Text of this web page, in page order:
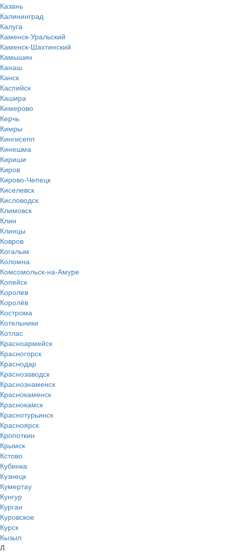
Казань
Калининград
Калуга
Каменск-Уральский
Каменск-Шахтинский
Камышин
Канаш
Канск
Каспийск
Кашира
Кемерово
Керчь
Кимры
Кингисепп
Кинешма
Кириши
Киров
Кирово-Чепецк
Киселевск
Кисловодск
Климовск
Клин
Клинцы
Ковров
Когалым
Коломна
Комсомольск-на-Амуре
Копейск
Королев
Королёв
Кострома
Котельники
Котлас
Красноармейск
Красногорск
Краснодар
Краснозаводск
Краснознаменск
Краснокаменск
Краснокамск
Краснотурьинск
Красноярск
Кропоткин
Крымск
Кстово
Кубинка
Кузнецк
Кумертау
Кунгур
Курган
Куровское
Курск
Кызыл
Л